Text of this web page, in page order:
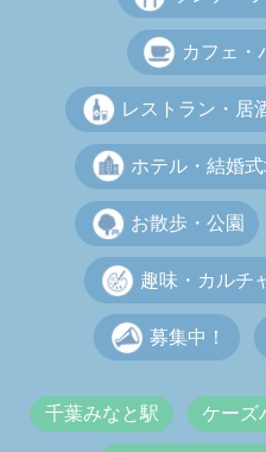
カフェ・
レストラン・居
ホテル・結婚
お散歩・公園
趣味・カルチ
募集中！
千葉みなと駅 ケーズ